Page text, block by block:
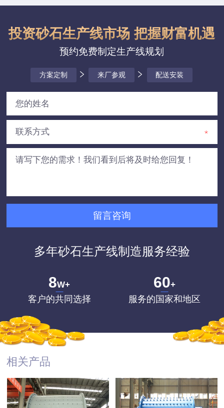
投资砂石生产线市场 把握财富机遇
预约免费制定生产线规划
方案定制 来厂参观 配送安装
多年砂石生产线制造服务经验
8W+
客户的共同选择
60+
服务的国家和地区
相关产品